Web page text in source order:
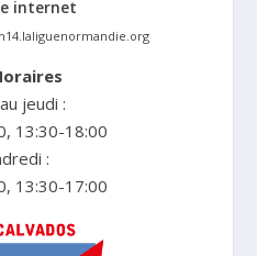
internet
jeudi :
13:30-18:00
:
13:30-17:00